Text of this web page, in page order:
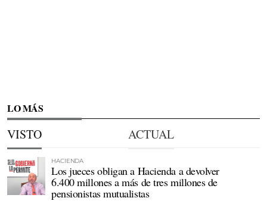
LO MÁS
VISTO ACTUAL
HACIENDA
Los jueces obligan a Hacienda a devolver
6.400 millones a más de tres millones de
pensionistas mutualistas